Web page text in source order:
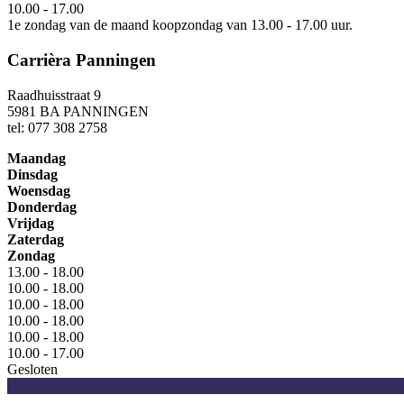
10.00 - 17.00
1e zondag van de maand koopzondag van 13.00 - 17.00 uur.
Carrièra Panningen
Raadhuisstraat 9
5981 BA PANNINGEN
tel: 077 308 2758
Maandag
Dinsdag
Woensdag
Donderdag
Vrijdag
Zaterdag
Zondag
13.00 - 18.00
10.00 - 18.00
10.00 - 18.00
10.00 - 18.00
10.00 - 18.00
10.00 - 17.00
Gesloten